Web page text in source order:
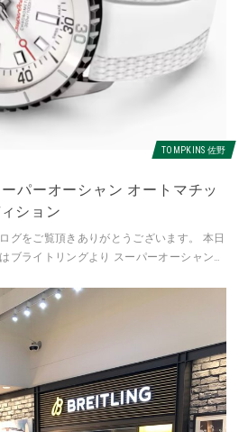
TOMPKINS 佐野
パーオーシャン オートマチッ
ション
グをご覧頂きありがとうございます。 本日
ブライトリングより スーパーオーシャン